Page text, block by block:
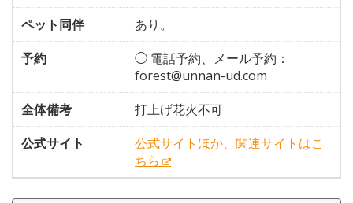
ペット同伴
あり。
予約
◯ 電話予約、メール予約：
forest@unnan-ud.com
全体備考
打上げ花火不可
公式サイト
公式サイトほか、関連サイトはこ
ちら